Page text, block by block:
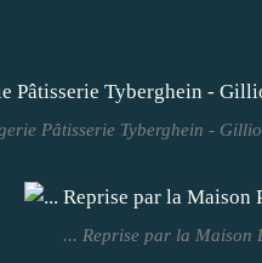
Pâtisserie Tyberghein -
... Reprise par la Maison